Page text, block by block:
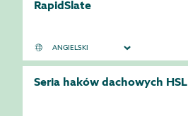
RapidSlate
Seria haków dachowych HSL